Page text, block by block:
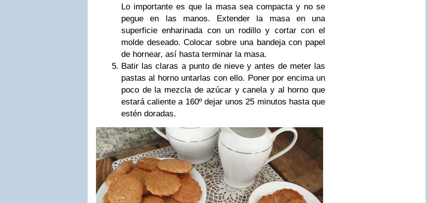
Lo importante es que la masa sea compacta y no se
pegue en las manos. Extender la masa en una
superficie enharinada con un rodillo y cortar con el
molde deseado. Colocar sobre una bandeja con papel
de hornear, así hasta terminar la masa.
Batir las claras a punto de nieve y antes de meter las
pastas al horno untarlas con ello. Poner por encima un
poco de la mezcla de azúcar y canela y al horno que
estará caliente a 160º dejar unos 25 minutos hasta que
estén doradas.